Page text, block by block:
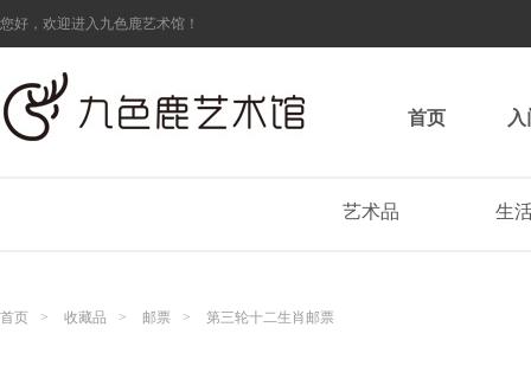
您好，欢迎进入九色鹿艺术馆！
首页
艺术品 生
首页 > 收藏品 > 邮票 > 第三轮十二生肖邮票